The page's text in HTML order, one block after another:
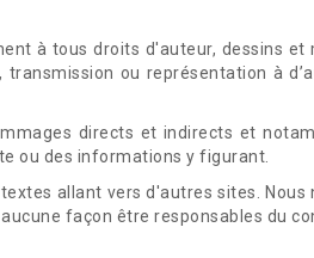
à tous droits d'auteur, dessins
ou représentation à
directs et indirects et
ou des informations y figurant.
allant vers d'autres sites.
façon être responsables du